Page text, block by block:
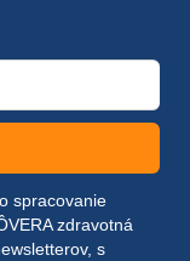
spracovanie
zdravotná
s